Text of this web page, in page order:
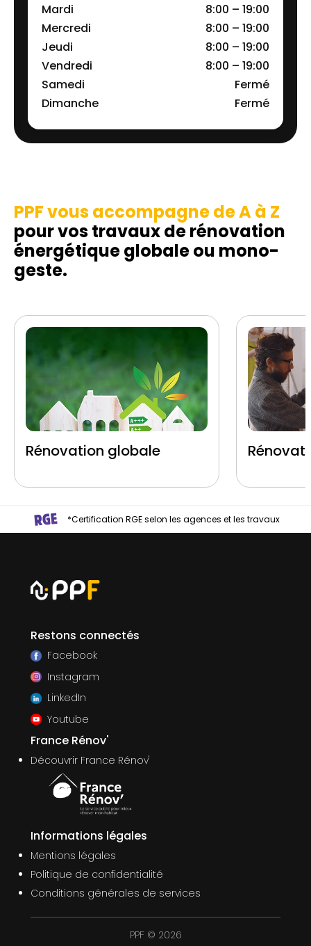
Mardi
8:00 – 19:00
Mercredi
8:00 – 19:00
Jeudi
8:00 – 19:00
Vendredi
8:00 – 19:00
Samedi
Fermé
Dimanche
Fermé
PPF vous accompagne de A à Z
pour vos travaux de rénovation
énergétique globale ou mono-
geste.
Rénovation globale
*Certification RGE selon les agences et les travaux
Restons connectés
Facebook
Instagram
LinkedIn
Youtube
France Rénov'
Découvrir France Rénov'
Informations légales
Mentions légales
Politique de confidentialité
Conditions générales de services
PPF © 2026